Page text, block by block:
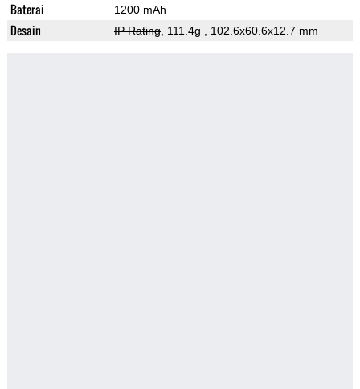
Baterai 1200 mAh
Desain IP Rating, 111.4g , 102.6x60.6x12.7 mm